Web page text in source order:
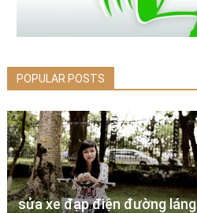
POPULAR POSTS
sửa xe đạp điện đường láng